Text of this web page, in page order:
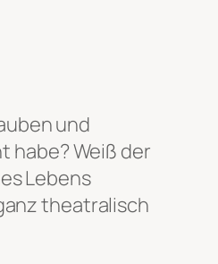
und
habe? Weiß der
Lebens
theatralisch